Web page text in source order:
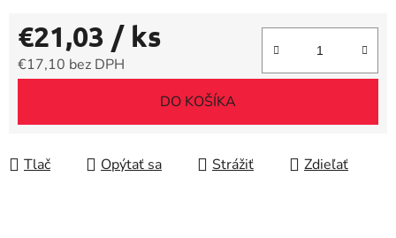
€21,03 / ks
€17,10 bez DPH
DO KOŠÍKA
Tlač Opýtať sa Strážiť Zdieľať